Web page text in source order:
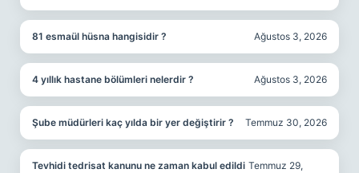
81 esmaül hüsna hangisidir ? Ağustos 3, 2026
4 yıllık hastane bölümleri nelerdir ? Ağustos 3, 2026
Şube müdürleri kaç yılda bir yer değiştirir ? Temmuz 30, 2026
Tevhidi tedrisat kanunu ne zaman kabul edildi Temmuz 29,